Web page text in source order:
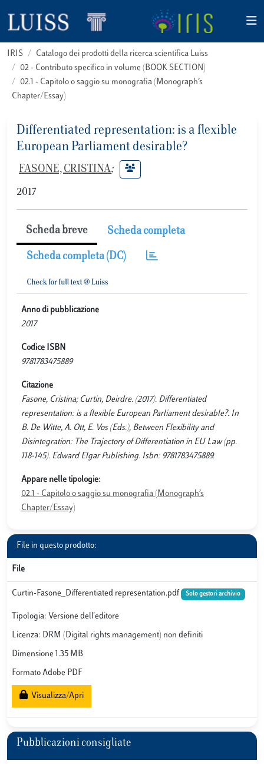
IRIS
Catalogo dei prodotti della ricerca scientifica Luiss
02 - Contributo specifico in volume (BOOK SECTION)
02.1 - Capitolo o saggio su monografia (Monograph’s
Chapter/Essay)
Differentiated representation: is a flexible
European Parliament desirable?
FASONE, CRISTINA;
2017
Scheda breve Scheda completa
Scheda completa (DC)
Anno di pubblicazione
2017
Codice ISBN
9781783475889
Citazione
Fasone, Cristina; Curtin, Deirdre. (2017). Differentiated
representation: is a flexible European Parliament desirable?. In
B. De Witte, A. Ott, E. Vos (Eds.), Between Flexibility and
Disintegration: The Trajectory of Differentiation in EU Law (pp.
118-145). Edward Elgar Publishing. Isbn: 9781783475889.
Appare nelle tipologie:
02.1 - Capitolo o saggio su monografia (Monograph’s
Chapter/Essay)
File in questo prodotto:
File
Curtin-Fasone_Differentiated representation.pdf Solo gestori archivio
Tipologia: Versione dell'editore
Licenza: DRM (Digital rights management) non definiti
Dimensione 1.35 MB
Formato Adobe PDF
Visualizza/Apri
Pubblicazioni consigliate